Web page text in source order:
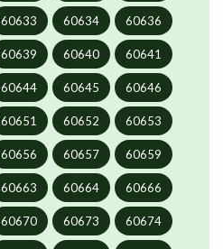
60633 60634 60636
60639 60640 60641
60644 60645 60646
60651 60652 60653
60656 60657 60659
60663 60664 60666
60670 60673 60674